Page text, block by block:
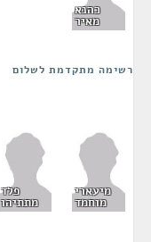
כהנא
מאיר
רשימה מתקדמת לשלום
מיעארי
מוחמד
פלד
מתתיהו